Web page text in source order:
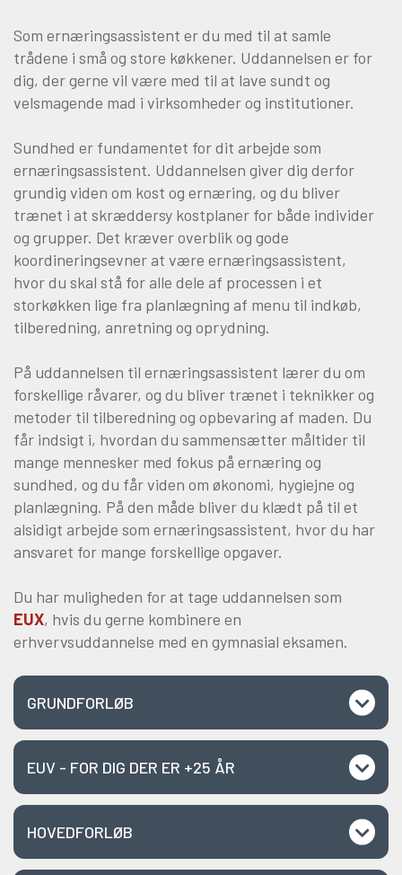
Om Viden Djurs
Læreplads og virksomheder
Mød os
Skolehjem/Campus
Personale
Nyheder
Elevfortællinger
Job på Viden Djurs
Kvalitet
Brochurereol
Oplæsning af tekst
Som ernæringsassistent er du med til at samle
trådene i små og store køkkener. Uddannelsen er for
dig, der gerne vil være med til at lave sundt og
velsmagende mad i virksomheder og institutioner.
Sundhed er fundamentet for dit arbejde som
ernæringsassistent. Uddannelsen giver dig derfor
grundig viden om kost og ernæring, og du bliver
trænet i at skræddersy kostplaner for både individer
og grupper. Det kræver overblik og gode
koordineringsevner at være ernæringsassistent,
hvor du skal stå for alle dele af processen i et
storkøkken lige fra planlægning af menu til indkøb,
tilberedning, anretning og oprydning.
På uddannelsen til ernæringsassistent lærer du om
forskellige råvarer, og du bliver trænet i teknikker og
metoder til tilberedning og opbevaring af maden. Du
får indsigt i, hvordan du sammensætter måltider til
mange mennesker med fokus på ernæring og
sundhed, og du får viden om økonomi, hygiejne og
planlægning. På den måde bliver du klædt på til et
alsidigt arbejde som ernæringsassistent, hvor du har
ansvaret for mange forskellige opgaver.
Du har muligheden for at tage uddannelsen som
EUX, hvis du gerne kombinere en
erhvervsuddannelse med en gymnasial eksamen.
GRUNDFORLØB
EUV - FOR DIG DER ER +25 ÅR
HOVEDFORLØB